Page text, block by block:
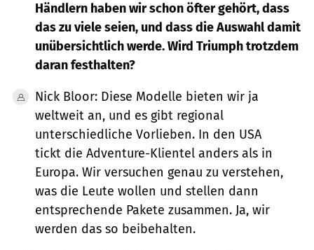
Händlern haben wir schon öfter gehört, dass
das zu viele seien, und dass die Auswahl damit
unübersichtlich werde. Wird Triumph trotzdem
daran festhalten?
Nick Bloor: Diese Modelle bieten wir ja
weltweit an, und es gibt regional
unterschiedliche Vorlieben. In den USA
tickt die Adventure-Klientel anders als in
Europa. Wir versuchen genau zu verstehen,
was die Leute wollen und stellen dann
entsprechende Pakete zusammen. Ja, wir
werden das so beibehalten.